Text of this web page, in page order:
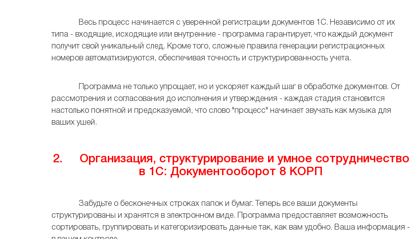
Весь процесс начинается с уверенной регистрации документов 1С. Независимо от их
типа - входящие, исходящие или внутренние - программа гарантирует, что каждый документ
получит свой уникальный след. Кроме того, сложные правила генерации регистрационных
номеров автоматизируются, обеспечивая точность и структурированность учета.
Программа не только упрощает, но и ускоряет каждый шаг в обработке документов. От
рассмотрения и согласования до исполнения и утверждения - каждая стадия становится
настолько понятной и предсказуемой, что слово "процесс" начинает звучать как музыка для
ваших ушей.
2. Организация, структурирование и умное сотрудничество
в 1С: Документооборот 8 КОРП
Забудьте о бесконечных строках папок и бумаг. Теперь все ваши документы
структурированы и хранятся в электронном виде. Программа предоставляет возможность
сортировать, группировать и категоризировать данные так, как вам удобно. Ваша информация -